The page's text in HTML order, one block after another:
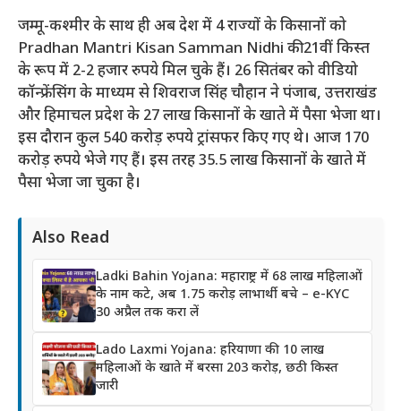
जम्मू-कश्मीर के साथ ही अब देश में 4 राज्यों के किसानों को
Pradhan Mantri Kisan Samman Nidhi की 21वीं किस्त
के रूप में 2-2 हजार रुपये मिल चुके हैं। 26 सितंबर को वीडियो
कॉन्फ्रेंसिंग के माध्यम से शिवराज सिंह चौहान ने पंजाब, उत्तराखंड
और हिमाचल प्रदेश के 27 लाख किसानों के खाते में पैसा भेजा था।
इस दौरान कुल 540 करोड़ रुपये ट्रांसफर किए गए थे। आज 170
करोड़ रुपये भेजे गए हैं। इस तरह 35.5 लाख किसानों के खाते में
पैसा भेजा जा चुका है।
Also Read
Ladki Bahin Yojana: महाराष्ट्र में 68 लाख महिलाओं
के नाम कटे, अब 1.75 करोड़ लाभार्थी बचे – e-KYC
30 अप्रैल तक करा लें
Lado Laxmi Yojana: हरियाणा की 10 लाख
महिलाओं के खाते में बरसा 203 करोड़, छठी किस्त
जारी